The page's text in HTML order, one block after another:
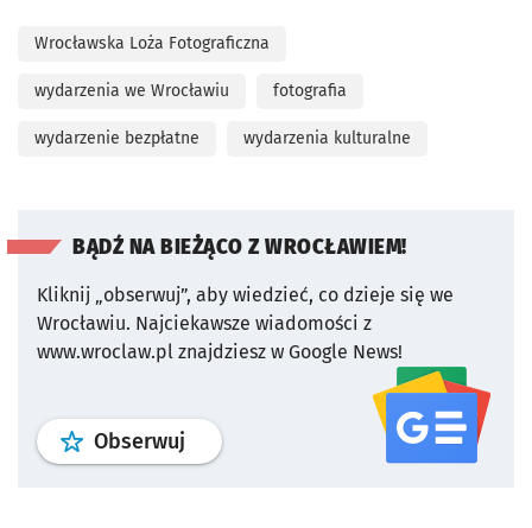
Wrocławska Loża Fotograficzna
wydarzenia we Wrocławiu fotografia
wydarzenie bezpłatne wydarzenia kulturalne
BĄDŹ NA BIEŻĄCO Z WROCŁAWIEM!
Kliknij „obserwuj”, aby wiedzieć, co dzieje się we
Wrocławiu. Najciekawsze wiadomości z
www.wroclaw.pl znajdziesz w Google News!
Obserwuj profil serwisu